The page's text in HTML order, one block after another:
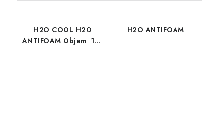
H2O COOL H2O
ANTIFOAM Objem: 150
H2O ANTIFOAM